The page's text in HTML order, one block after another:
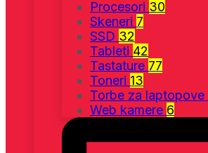
Procesori 30
Skeneri 7
SSD 32
Tableti 42
Tastature 77
Toneri 13
Torbe za laptopove
Web kamere 6